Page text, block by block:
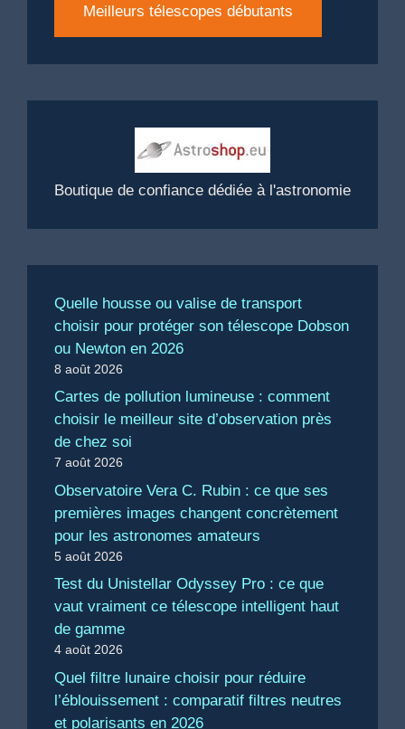
Meilleurs télescopes débutants
Boutique de confiance dédiée à l'astronomie
Quelle housse ou valise de transport
choisir pour protéger son télescope Dobson
ou Newton en 2026
8 août 2026
Cartes de pollution lumineuse : comment
choisir le meilleur site d’observation près
de chez soi
7 août 2026
Observatoire Vera C. Rubin : ce que ses
premières images changent concrètement
pour les astronomes amateurs
5 août 2026
Test du Unistellar Odyssey Pro : ce que
vaut vraiment ce télescope intelligent haut
de gamme
4 août 2026
Quel filtre lunaire choisir pour réduire
l’éblouissement : comparatif filtres neutres
et polarisants en 2026